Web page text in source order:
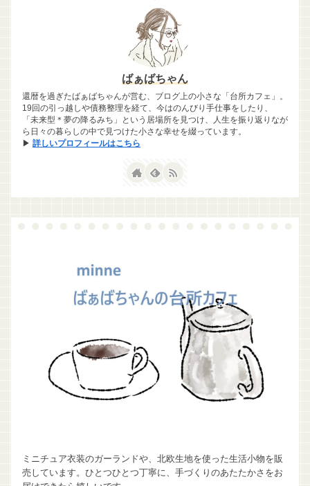
ばぁばちゃん
還暦を過ぎたばぁばちゃんが営む、ブログ上の小さな「台所カフェ」。
19回の引っ越しや債務整理を経て、今はのんびり手仕事をしたり、
「未来型＊夢の降るみち」という居場所を見つけ、人生を振り返りなが
ら日々の暮らしの中で見つけた小さな幸せを綴っています。
▶ 詳しいプロフィールはこちら
ミニチュア衣装のガーランドや、北欧生地を使った生活小物を販
売しています。ひとつひとつ丁寧に、手づくりのあたたかさをお